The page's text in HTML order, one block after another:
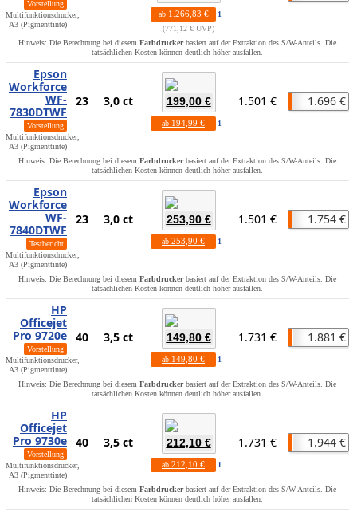
Vorstellung
Multifunktionsdrucker,
A3 (Pigmenttinte)
ab 1.266,83 €
1
771,12 € UVP
Hinweis: Die Berechnung bei diesem Farbdruckerbasiert auf der Extraktion des S/W-Anteils. Die
tatsächlichen Kosten können deutlich höher ausfallen.
Epson
Workforce
WF-
7830DTWF
Vorstellung
Multifunktionsdrucker,
A3 (Pigmenttinte)
23 3,0 ct 199,00 €
ab 194,99 € 1
1.501 € 1.696 €
Hinweis: Die Berechnung bei diesem Farbdruckerbasiert auf der Extraktion des S/W-Anteils. Die
tatsächlichen Kosten können deutlich höher ausfallen.
Epson
Workforce
WF-
7840DTWF
Testbericht
Multifunktionsdrucker,
A3 (Pigmenttinte)
23 3,0 ct 253,90 €
ab 253,90 € 1
1.501 € 1.754 €
Hinweis: Die Berechnung bei diesem Farbdruckerbasiert auf der Extraktion des S/W-Anteils. Die
tatsächlichen Kosten können deutlich höher ausfallen.
HP
Officejet
Pro 9720e
Vorstellung
Multifunktionsdrucker,
A3 (Pigmenttinte)
40 3,5 ct 149,80 €
ab 149,80 € 1
1.731 € 1.881 €
Hinweis: Die Berechnung bei diesem Farbdruckerbasiert auf der Extraktion des S/W-Anteils. Die
tatsächlichen Kosten können deutlich höher ausfallen.
HP
Officejet
Pro 9730e
Vorstellung
Multifunktionsdrucker,
A3 (Pigmenttinte)
40 3,5 ct 212,10 €
ab 212,10 € 1
1.731 € 1.944 €
Hinweis: Die Berechnung bei diesem Farbdruckerbasiert auf der Extraktion des S/W-Anteils. Die
tatsächlichen Kosten können deutlich höher ausfallen.